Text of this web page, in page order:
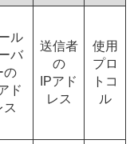
ル
バ
の
ド
ス
送信者
の
IPアド
レス
使用
プロ
トコ
ル